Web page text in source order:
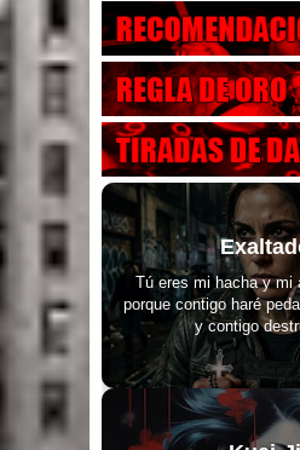
Tú eres mi hacha y mi
porque contigo haré
y contigo